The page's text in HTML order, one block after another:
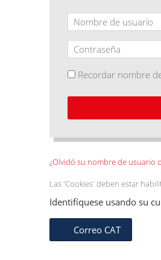
Nombre de usuario
Contraseña
Recordar nombre
¿Olvidó su nombre de usuario
Las 'Cookies' deben estar
Identifíquese usando su
Correo CAT